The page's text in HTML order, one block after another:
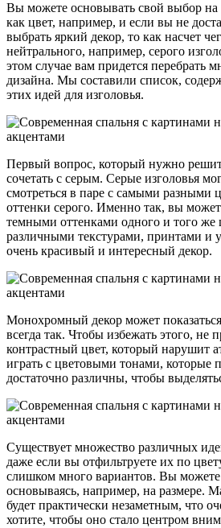
Вы можете основывать свой выбор
как цвет, например, и если вы не
выбрать яркий декор, то как насчет
нейтрального, например, серого
этом случае вам придется перебрать
дизайна. Мы составили список,
этих идей для изголовья.
Первый вопрос, который нужно
сочетать с серым. Серые изголовья
смотреться в паре с самыми разными
оттенки серого. Именно так, вы
темными оттенками одного и того же
различными текстурами, принтами и
очень красивый и интересный декор.
Монохромный декор может
всегда так. Чтобы избежать этого, не
контрастный цвет, который нарушит
играть с цветовыми тонами, которые
достаточно различны, чтобы
Существует множество различных
даже если вы отфильтруете их по
слишком много вариантов. Вы можете
основываясь, например, на размере.
будет практически незаметным, что
хотите, чтобы оно стало центром